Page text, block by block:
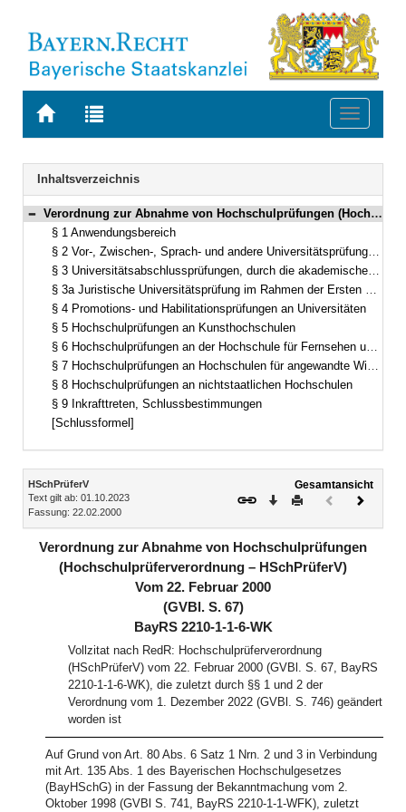
Zur
BAYERN.RECHT
Zur
letzten
Suche
Toggle
Navigation
Inhaltsverzeichnis
Bereich reduzieren
Verordnung zur Abnahme von Hochschulprüfungen (Hochschulprüferverordnung – HSchPrüferV) Vom 22. Februar 2000 (GVBl. S. 67) BayRS 2210-1-1-6-WK (§§ 1–9)
§ 1 Anwendungsbereich
§ 2 Vor-, Zwischen-, Sprach- und andere Universitätsprüfungen, durch die keine akademischen Grade erworben werden
§ 3 Universitätsabschlussprüfungen, durch die akademische Grade erworben werden
§ 3a Juristische Universitätsprüfung im Rahmen der Ersten Juristischen Prüfung
§ 4 Promotions- und Habilitationsprüfungen an Universitäten
§ 5 Hochschulprüfungen an Kunsthochschulen
§ 6 Hochschulprüfungen an der Hochschule für Fernsehen und Film
§ 7 Hochschulprüfungen an Hochschulen für angewandte Wissenschaften
§ 8 Hochschulprüfungen an nichtstaatlichen Hochschulen
§ 9 Inkrafttreten, Schlussbestimmungen
[Schlussformel]
Inhalt
HSchPrüferV
Text gilt ab: 01.10.2023
Fassung: 22.02.2000
Gesamtansicht
Download
DruckenVorheriges
(inaktiv)
Verordnung zur Abnahme von Hochschulprüfungen
(Hochschulprüferverordnung – HSchPrüferV)
Vom 22. Februar 2000
(GVBl. S. 67)
BayRS 2210-1-1-6-WK
Vollzitat nach RedR: Hochschulprüferverordnung
(HSchPrüferV) vom 22. Februar 2000 (GVBl. S. 67, BayRS
2210-1-1-6-WK), die zuletzt durch §§ 1 und 2 der
Verordnung vom 1. Dezember 2022 (GVBl. S. 746) geändert
worden ist
Auf Grund von Art. 80 Abs. 6 Satz 1 Nrn. 2 und 3 in Verbindung
mit Art. 135 Abs. 1 des Bayerischen Hochschulgesetzes
(BayHSchG) in der Fassung der Bekanntmachung vom 2.
Oktober 1998 (GVBl S. 741, BayRS 2210-1-1-WFK), zuletzt